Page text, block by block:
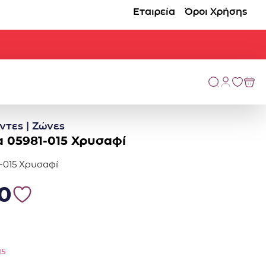
Εταιρεία Όροι Χρήσης
| Ζώνες
015 Χρυσαφί
015 Χρυσαφί